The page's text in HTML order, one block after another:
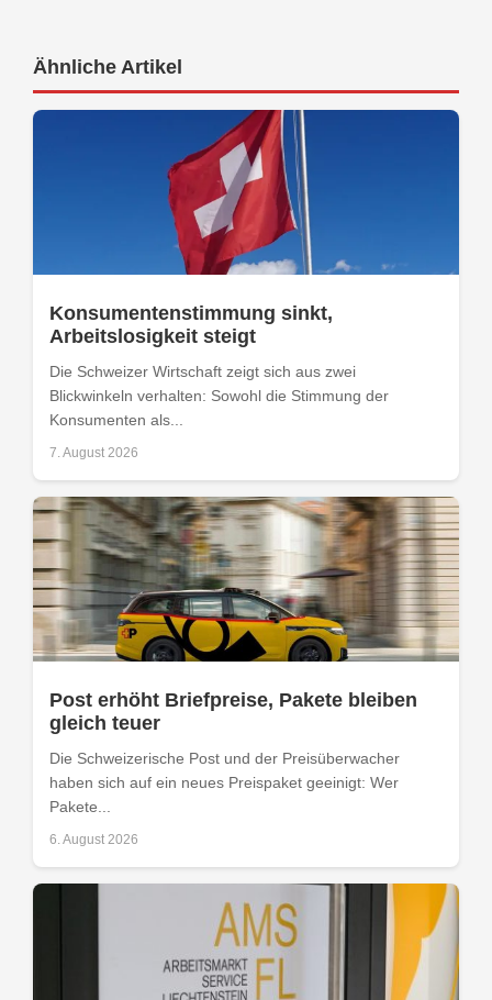
Ähnliche Artikel
Konsumentenstimmung sinkt,
Arbeitslosigkeit steigt
Die Schweizer Wirtschaft zeigt sich aus zwei
Blickwinkeln verhalten: Sowohl die Stimmung der
Konsumenten als...
7. August 2026
Post erhöht Briefpreise, Pakete bleiben
gleich teuer
Die Schweizerische Post und der Preisüberwacher
haben sich auf ein neues Preispaket geeinigt: Wer
Pakete...
6. August 2026